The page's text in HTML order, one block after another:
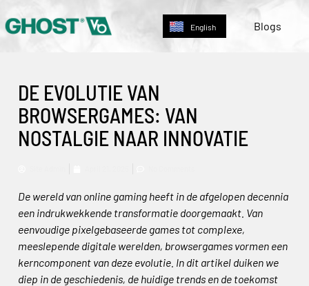
English
Nederlands Blogs
DE EVOLUTIE VAN
BROWSERGAMES: VAN
NOSTALGIE NAAR INNOVATIE
De wereld van online gaming heeft in de afgelopen decennia
een indrukwekkende transformatie doorgemaakt. Van
eenvoudige pixelgebaseerde games tot complexe,
meeslepende digitale werelden, browsergames vormen een
kerncomponent van deze evolutie. In dit artikel duiken we
diep in de geschiedenis, de huidige trends en de toekomst